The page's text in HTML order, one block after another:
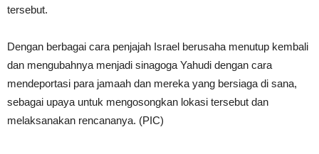
tersebut.
Dengan berbagai cara penjajah Israel berusaha menutup kembali
dan mengubahnya menjadi sinagoga Yahudi dengan cara
mendeportasi para jamaah dan mereka yang bersiaga di sana,
sebagai upaya untuk mengosongkan lokasi tersebut dan
melaksanakan rencananya. (PIC)